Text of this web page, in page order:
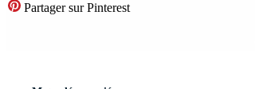
Partager sur Pinterest